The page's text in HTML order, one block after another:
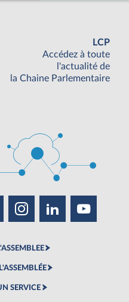
LCP
Accédez à toute
l'actualité de
la Chaine Parlementaire
SERVICE